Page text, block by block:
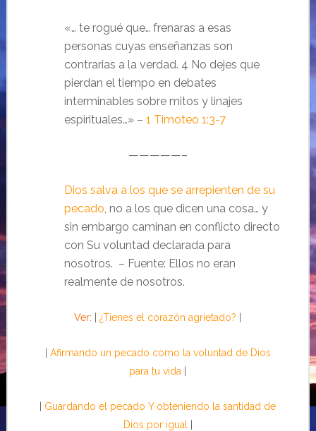
«… te rogué que… frenaras a esas
personas cuyas enseñanzas son
contrarias a la verdad. 4 No dejes que
pierdan el tiempo en debates
interminables sobre mitos y linajes
espirituales…» – 1 Timoteo 1:3-7
—————–
Dios salva a los que se arrepienten de su
pecado , no a los que dicen una cosa… y
sin embargo caminan en conflicto directo
con Su voluntad declarada para
nosotros. – Fuente: Ellos no eran
realmente de nosotros.
Ver: |¿Tienes el corazón agrietado? |
| Afirmando un pecado como la voluntad de Dios
para tu vida |
| Guardando el pecado Y obteniendo la santidad de
Dios por igual |